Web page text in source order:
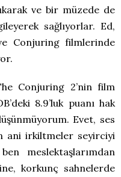
ve bir müzede de
sağlıyorlar. Ed,
Conjuring filmlerinde
Conjuring 2’nin film
8.9’luk puanı hak
Evet, ses
ani irkiltmeler seyirciyi
meslektaşlarımdan
korkunç sahnelerde